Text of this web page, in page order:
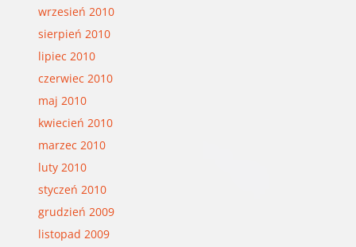
wrzesień 2010
sierpień 2010
lipiec 2010
czerwiec 2010
maj 2010
kwiecień 2010
marzec 2010
luty 2010
styczeń 2010
grudzień 2009
listopad 2009